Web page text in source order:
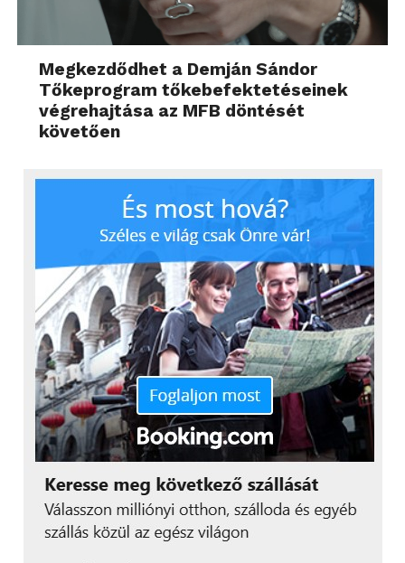
Megkezdődhet a Demján Sándor
Tőkeprogram tőkebefektetéseinek
végrehajtása az MFB döntését
követően